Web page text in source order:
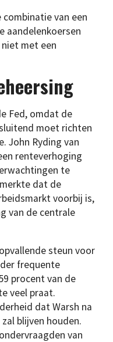
van een
aandelenkoersen
met een
Fed, omdat de
moet richten
John Ryding van
renteverhoging
te
dat de
voorbij is,
van de centrale
steun voor
frequente
procent van de
veel praat.
dat Warsh na
blijven houden.
van